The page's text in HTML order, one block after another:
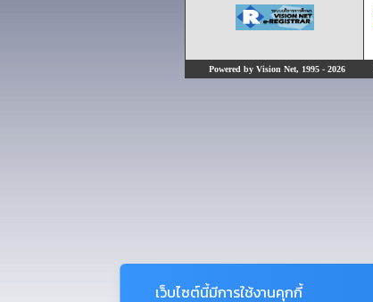
Powered by Vision Net, 1995 - 2026
เว็บไซต์นี้มีการใช้งานคุกกี้